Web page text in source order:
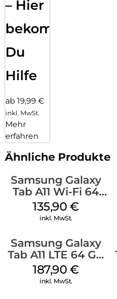
– Hier
bekommst
Du
Hilfe
ab 19,99 €
inkl. MwSt.
Mehr
erfahren
Ähnliche Produkte
Samsung Galaxy
Tab A11 Wi-Fi 64
GB Silver
135,90€
inkl. MwSt.
Samsung Galaxy
Tab A11 LTE 64 GB
Gray
187,90€
inkl. MwSt.